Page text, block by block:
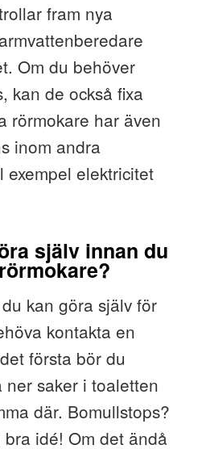
fram nya
Om du behöver
kan de också fixa
rörmokare har även
inom andra
exempel elektricitet
själv innan du
kan göra själv för
kontakta en
första bör du
ner saker i toaletten
där. Bomullstops?
idé! Om det ändå